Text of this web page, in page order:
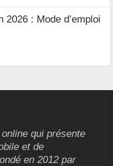
: Mode d’emploi
qui présente
et de
en 2012 par